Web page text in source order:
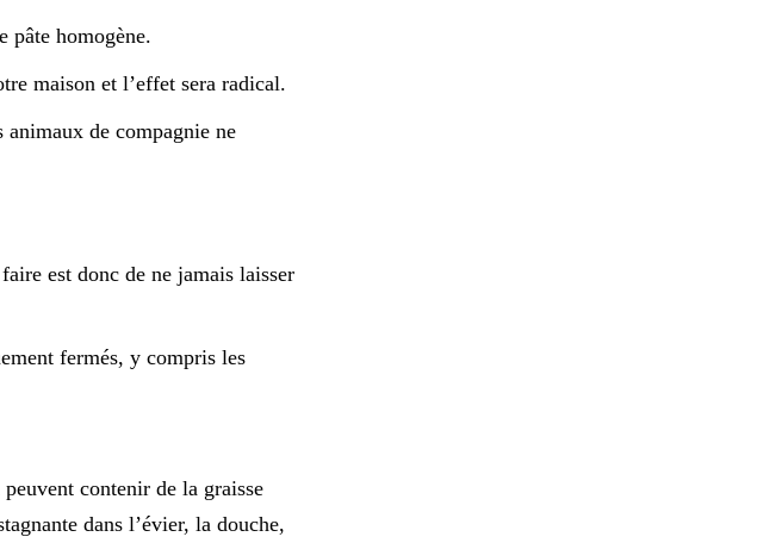
pâte homogène.
maison et l’effet sera radical.
de compagnie ne
est donc de ne jamais laisser
fermés, y compris les
contenir de la graisse
dans l’évier, la douche,